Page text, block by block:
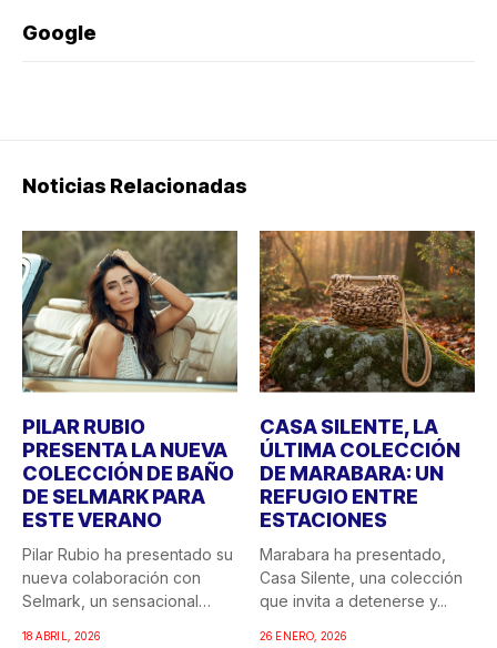
Google
Noticias Relacionadas
PILAR RUBIO
PRESENTA LA NUEVA
COLECCIÓN DE BAÑO
DE SELMARK PARA
ESTE VERANO
Pilar Rubio ha presentado su
nueva colaboración con
Selmark, un sensacional
18 ABRIL, 2026
CASA SILENTE, LA
ÚLTIMA COLECCIÓN
DE MARABARA: UN
REFUGIO ENTRE
ESTACIONES
Marabara ha presentado,
Casa Silente, una colección
que invita a detenerse y...
26 ENERO, 2026